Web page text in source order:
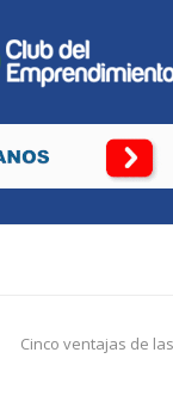
Cinco ventajas de